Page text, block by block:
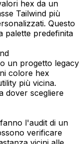
hex da un
Tailwind più
Questo
palette predefinita
un progetto legacy
colore hex
più vicina.
dover scegliere
l'audit di un
verificare